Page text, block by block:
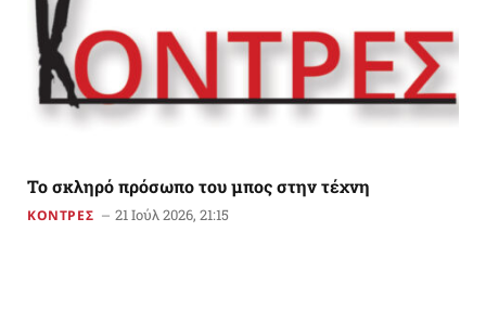
Το σκληρό πρόσωπο του μπος στην τέχνη
ΚΟΝΤΡΕΣ 21 Ιούλ 2026, 21:15